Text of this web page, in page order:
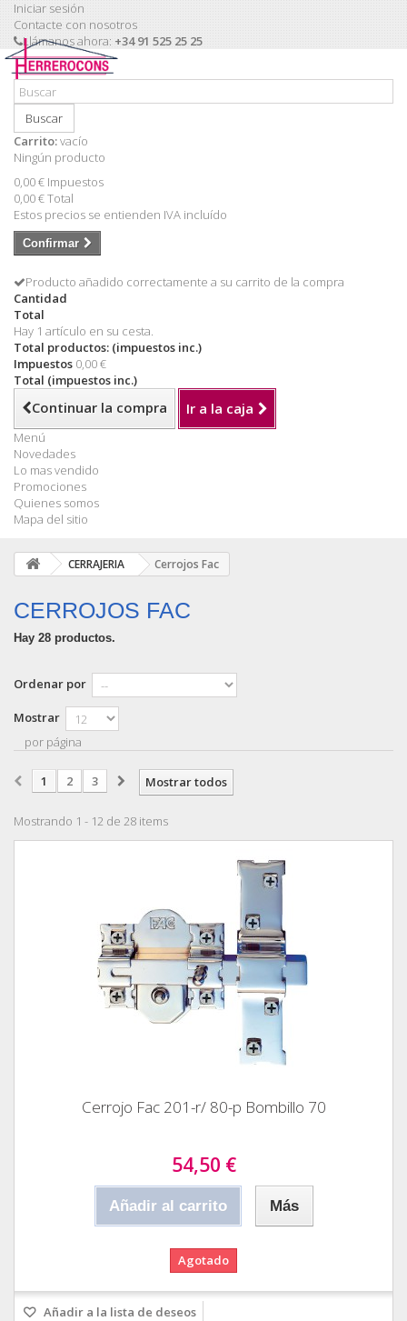
Iniciar sesión
Contacte con nosotros
Llámanos ahora: +34 91 525 25 25
Buscar
Carrito:vacío
Ningún producto
0,00 € Impuestos
0,00 €Total
Estos precios se entienden IVA incluído
Confirmar
Producto añadido correctamente a su carrito de la compra
Cantidad
Total
Hay 1 artículo en su cesta.
Total productos: (impuestos inc.)
Impuestos 0,00 €
Total (impuestos inc.)
Continuar la compra Ir a la caja
Menú
Novedades
Lo mas vendido
Promociones
Quienes somos
Mapa del sitio
CERRAJERIA Cerrojos Fac
CERROJOS FAC
Hay 28 productos.
Ordenar por
Mostrar
por página
Mostrar todos
1 2 3
Mostrando 1 - 12 de 28 items
Cerrojo Fac 201-r/ 80-p Bombillo 70
54,50 €
Añadir al carrito Más
Agotado
Añadir a la lista de deseos